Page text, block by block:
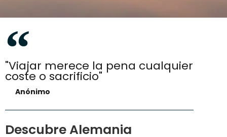
"Viajar merece la pena cualquier
coste o sacrificio"
Anónimo
Descubre Alemania